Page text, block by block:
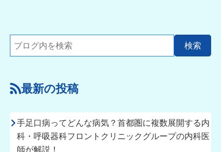
最新の投稿
手足口病ってどんな病気？首都圏に複数展開する内
科・呼吸器科フロントクリニックグループの内科医
師が解説！